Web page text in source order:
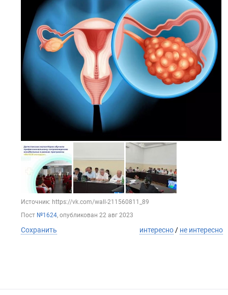
Источник: https://vk.com/wall-211560811_89
Пост №1624, опубликован 22 авг 2023
Сохранить интересно / не интересно